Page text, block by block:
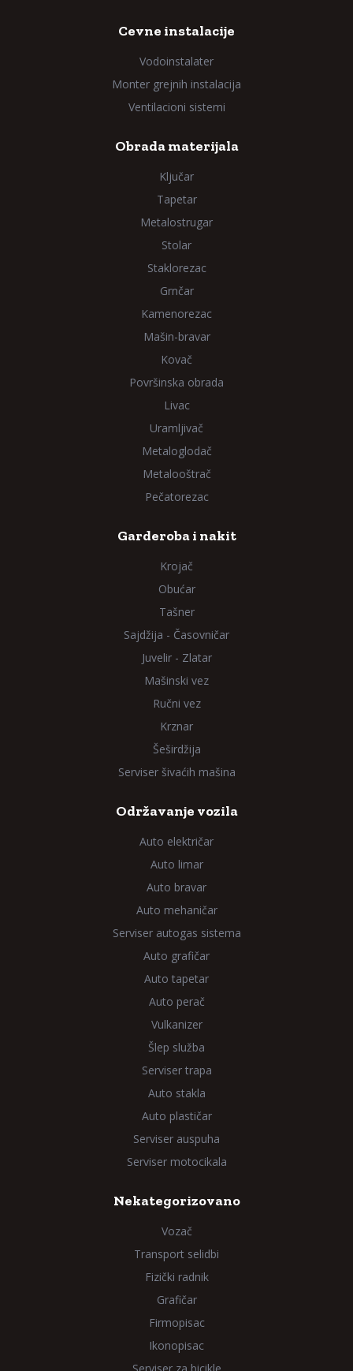
Cevne instalacije
Vodoinstalater
Monter grejnih instalacija
Ventilacioni sistemi
Obrada materijala
Ključar
Tapetar
Metalostrugar
Stolar
Staklorezac
Grnčar
Kamenorezac
Mašin-bravar
Kovač
Površinska obrada
Livac
Uramljivač
Metaloglodač
Metalooštrač
Pečatorezac
Garderoba i nakit
Krojač
Obućar
Tašner
Sajdžija - Časovničar
Juvelir - Zlatar
Mašinski vez
Ručni vez
Krznar
Šeširdžija
Serviser šivaćih mašina
Održavanje vozila
Auto električar
Auto limar
Auto bravar
Auto mehaničar
Serviser autogas sistema
Auto grafičar
Auto tapetar
Auto perač
Vulkanizer
Šlep služba
Serviser trapa
Auto stakla
Auto plastičar
Serviser auspuha
Serviser motocikala
Nekategorizovano
Vozač
Transport selidbi
Fizički radnik
Grafičar
Firmopisac
Ikonopisac